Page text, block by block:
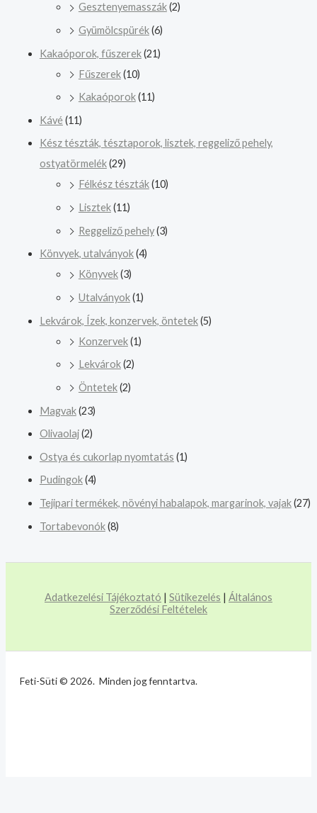
Gesztenyemasszák(2)
Gyümölcspürék(6)
Kakaóporok, fűszerek(21)
Fűszerek(10)
Kakaóporok(11)
Kávé (11)
Kész tészták, tésztaporok, lisztek, reggeliző pehely,
ostyatörmelék(29)
Félkész tészták(10)
Lisztek(11)
Reggeliző pehely(3)
Könvyek, utalványok(4)
Könyvek(3)
Utalványok(1)
Lekvárok, Ízek, konzervek, öntetek(5)
Konzervek(1)
Lekvárok(2)
Öntetek(2)
Magvak(23)
Olivaolaj(2)
Ostya és cukorlap nyomtatás (1)
Pudingok(4)
Tejipari termékek, növényi habalapok, margarinok, vajak(27)
Tortabevonók(8)
Adatkezelési Tájékoztató | Sütikezelés | Általános
Szerződési Feltételek
Feti-Süti © 2026. Minden jog fenntartva.